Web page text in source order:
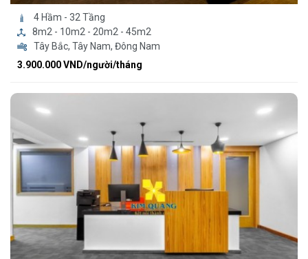
4 Hầm - 32 Tầng
8m2 - 10m2 - 20m2 - 45m2
Tây Bắc, Tây Nam, Đông Nam
3.900.000 VND/người/tháng